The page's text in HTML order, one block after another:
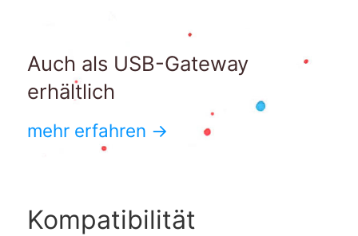
Auch als USB-Gateway
erhältlich
mehr erfahren →
Kompatibilität